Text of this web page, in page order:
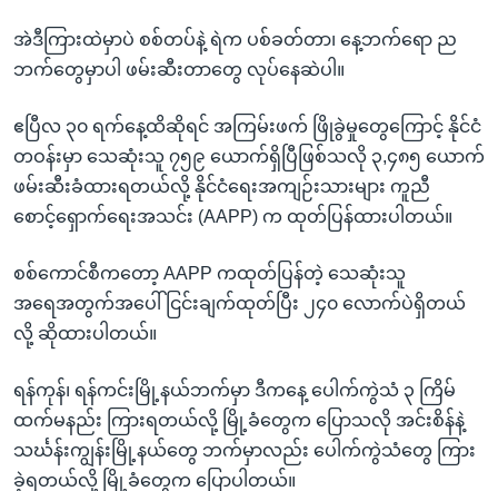
အဲဒီကြားထဲမှာပဲ စစ်တပ်နဲ့ ရဲက ပစ်ခတ်တာ၊ နေ့ဘက်ရော ည
ဘက်တွေမှာပါ ဖမ်းဆီးတာတွေ လုပ်နေဆဲပါ။
ဧပြီလ ၃၀ ရက်နေ့ထိဆိုရင် အကြမ်းဖက် ဖြိုခွဲမှုတွေကြောင့် နိုင်ငံ
တဝန်းမှာ သေဆုံးသူ ၇၅၉ ယောက်ရှိပြီဖြစ်သလို ၃,၄၈၅ ယောက်
ဖမ်းဆီးခံထားရတယ်လို့ နိုင်ငံရေးအကျဉ်းသားများ ကူညီ
စောင့်ရှောက်ရေးအသင်း (AAPP) က ထုတ်ပြန်ထားပါတယ်။
စစ်ကောင်စီကတော့ AAPP ကထုတ်ပြန်တဲ့ သေဆုံးသူ
အရေအတွက်အပေါ် ငြင်းချက်ထုတ်ပြီး ၂၄၀ လောက်ပဲရှိတယ်
လို့ ဆိုထားပါတယ်။
ရန်ကုန်၊ ရန်ကင်းမြို့နယ်ဘက်မှာ ဒီကနေ့ ပေါက်ကွဲသံ ၃ ကြိမ်
ထက်မနည်း ကြားရတယ်လို့ မြို့ခံတွေက ပြောသလို အင်းစိန်နဲ့
သင်္ဃန်းကျွန်းမြို့နယ်တွေ ဘက်မှာလည်း ပေါက်ကွဲသံတွေ ကြား
ခဲ့ရတယ်လို့ မြို့ခံတွေက ပြောပါတယ်။